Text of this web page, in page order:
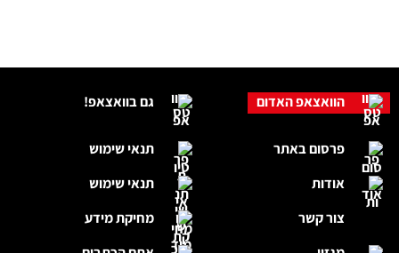
גם בוואצאפ!
תנאי שימוש
תנאי שימוש
מחיקת מידע
הוואצאפ האדום
פרסום באתר
אודות
צור קשר